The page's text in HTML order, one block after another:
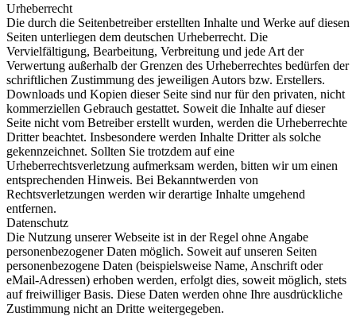
Urheberrecht
Die durch die Seitenbetreiber erstellten Inhalte und Werke auf diesen
Seiten unterliegen dem deutschen Urheberrecht. Die
Vervielfältigung, Bearbeitung, Verbreitung und jede Art der
Verwertung außerhalb der Grenzen des Urheberrechtes bedürfen der
schriftlichen Zustimmung des jeweiligen Autors bzw. Erstellers.
Downloads und Kopien dieser Seite sind nur für den privaten, nicht
kommerziellen Gebrauch gestattet. Soweit die Inhalte auf dieser
Seite nicht vom Betreiber erstellt wurden, werden die Urheberrechte
Dritter beachtet. Insbesondere werden Inhalte Dritter als solche
gekennzeichnet. Sollten Sie trotzdem auf eine
Urheberrechtsverletzung aufmerksam werden, bitten wir um einen
entsprechenden Hinweis. Bei Bekanntwerden von
Rechtsverletzungen werden wir derartige Inhalte umgehend
entfernen.
Datenschutz
Die Nutzung unserer Webseite ist in der Regel ohne Angabe
personenbezogener Daten möglich. Soweit auf unseren Seiten
personenbezogene Daten (beispielsweise Name, Anschrift oder
eMail-Adressen) erhoben werden, erfolgt dies, soweit möglich, stets
auf freiwilliger Basis. Diese Daten werden ohne Ihre ausdrückliche
Zustimmung nicht an Dritte weitergegeben.